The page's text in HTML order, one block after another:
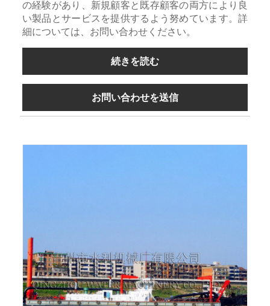
の経験があり、新規顧客と既存顧客の両方により良
い製品とサービスを提供するよう努めています。詳
細については、お問い合わせください。
続きを読む
お問い合わせを送信